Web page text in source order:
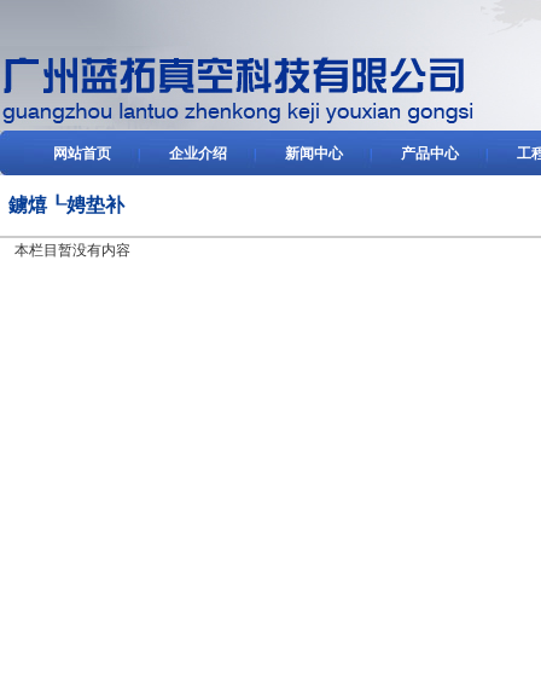
网站首页 企业介绍 新闻中心 产品中心 工
鐪熺┖娉垫补
本栏目暂没有内容